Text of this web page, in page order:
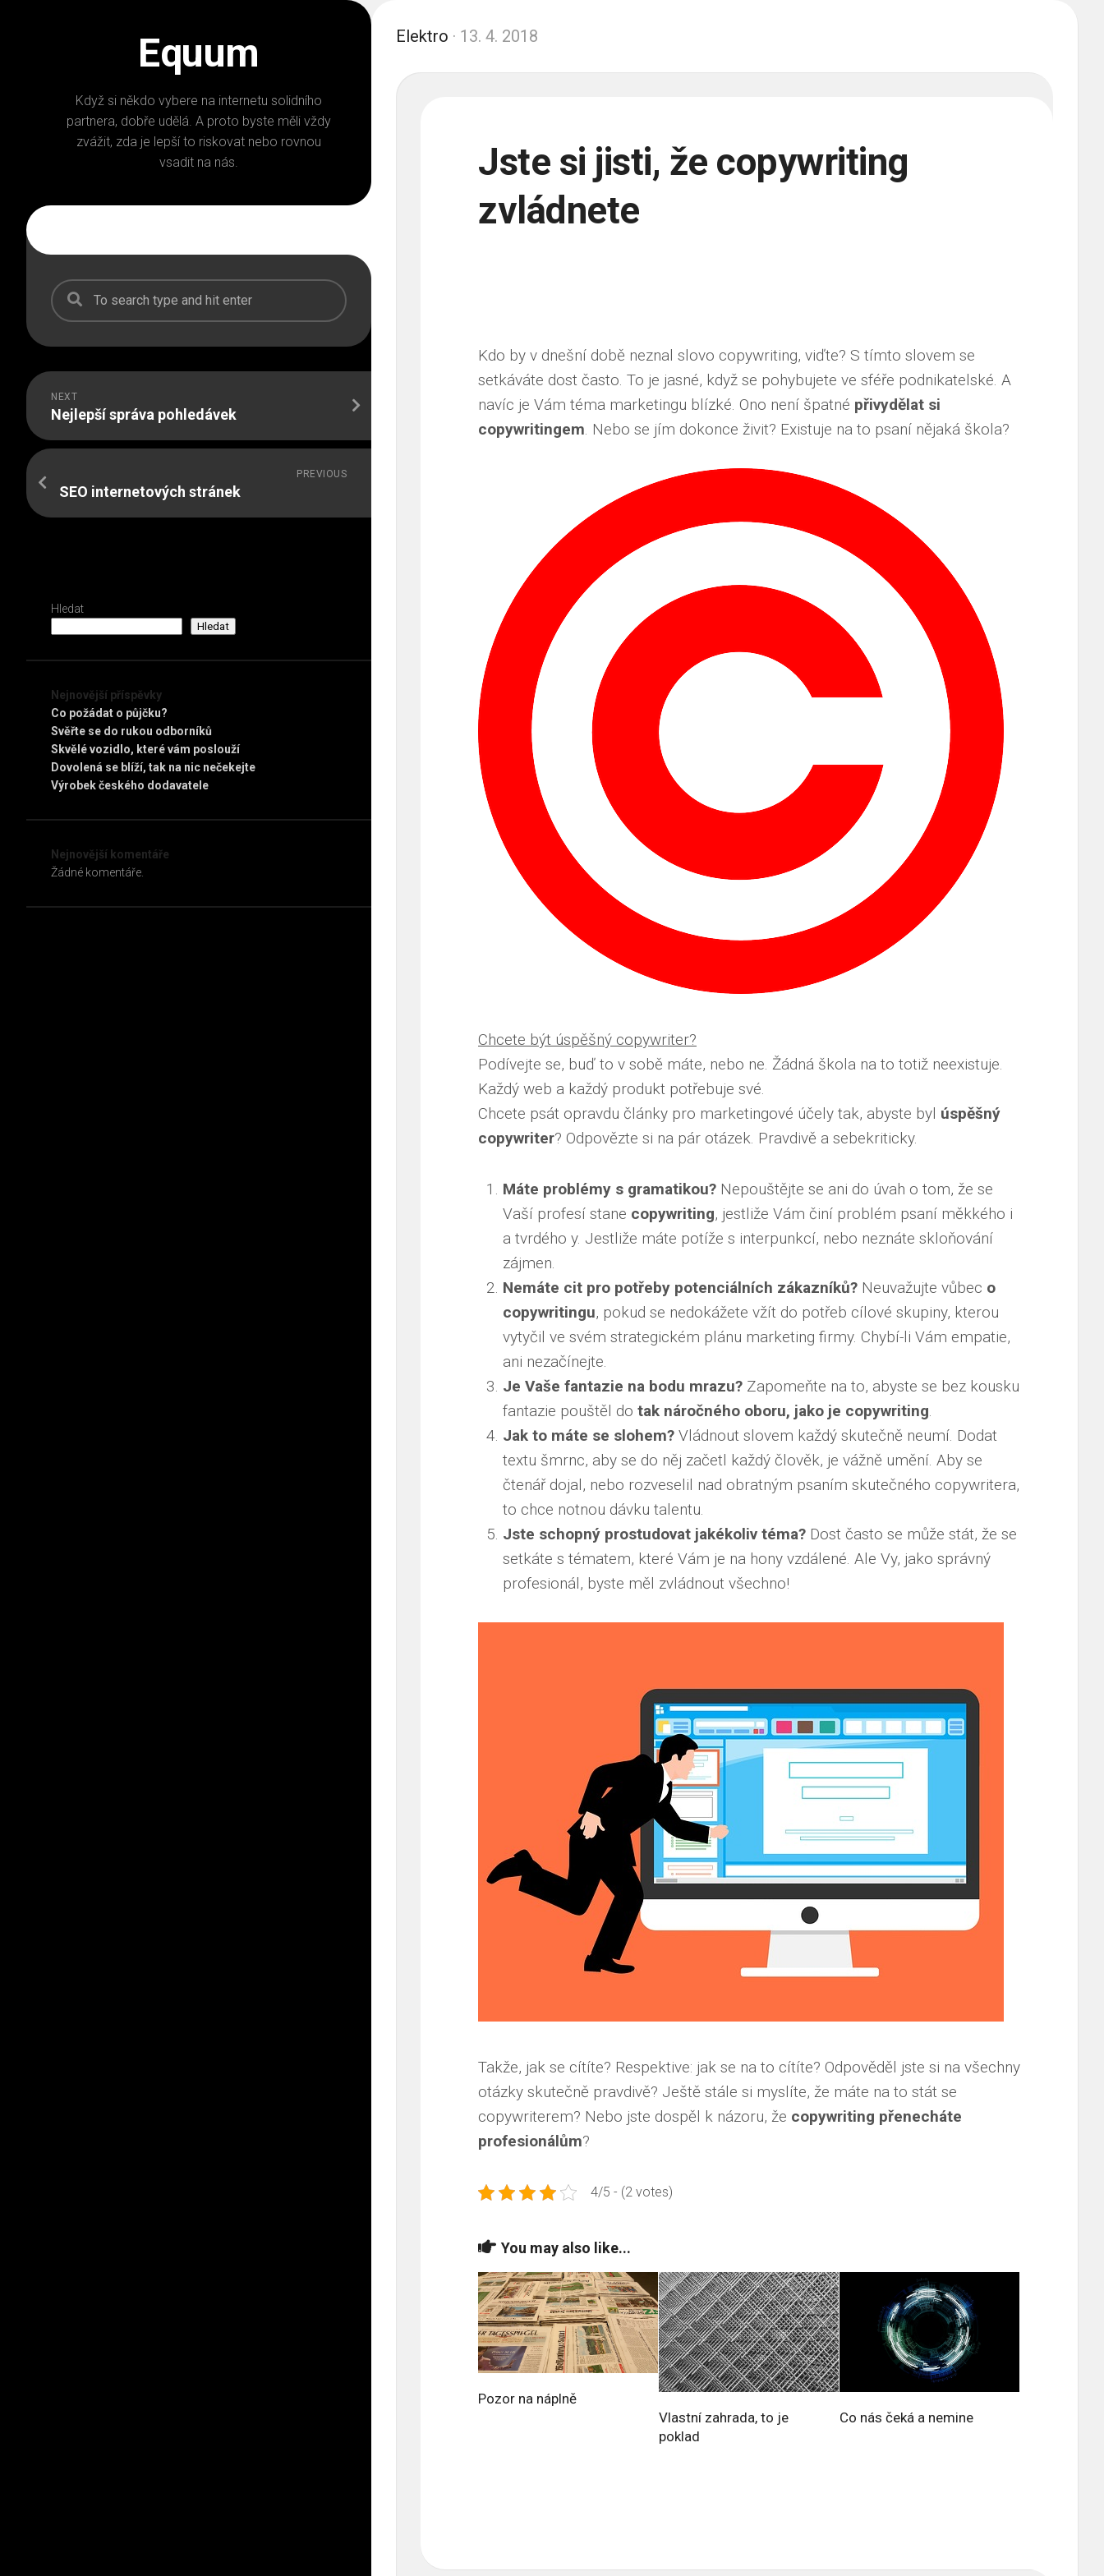
Equum
Když si někdo vybere na internetu solidního
partnera, dobře udělá. A proto byste měli vždy
zvážit, zda je lepší to riskovat nebo rovnou
vsadit na nás.
NEXT
Nejlepší správa pohledávek
PREVIOUS
SEO internetových stránek
Hledat
Hledat
Nejnovější příspěvky
Co požádat o půjčku?
Svěřte se do rukou odborníků
Skvělé vozidlo, které vám poslouží
Dovolená se blíží, tak na nic nečekejte
Výrobek českého dodavatele
Nejnovější komentáře
Žádné komentáře.
Elektro · 13. 4. 2018
Jste si jisti, že copywriting
zvládnete
Kdo by v dnešní době neznal slovo copywriting, viďte? S tímto slovem se
setkáváte dost často. To je jasné, když se pohybujete ve sféře podnikatelské. A
navíc je Vám téma marketingu blízké. Ono není špatné přivydělat si
copywritingem. Nebo se jím dokonce živit? Existuje na to psaní nějaká škola?
Chcete být úspěšný copywriter?
Podívejte se, buď to v sobě máte, nebo ne. Žádná škola na to totiž neexistuje.
Každý web a každý produkt potřebuje své.
Chcete psát opravdu články pro marketingové účely tak, abyste byl úspěšný
copywriter? Odpovězte si na pár otázek. Pravdivě a sebekriticky.
Máte problémy s gramatikou? Nepouštějte se ani do úvah o tom, že se
Vaší profesí stane copywriting, jestliže Vám činí problém psaní měkkého i
a tvrdého y. Jestliže máte potíže s interpunkcí, nebo neznáte skloňování
zájmen.
Nemáte cit pro potřeby potenciálních zákazníků? Neuvažujte vůbec o
copywritingu, pokud se nedokážete vžít do potřeb cílové skupiny, kterou
vytyčil ve svém strategickém plánu marketing firmy. Chybí-li Vám empatie,
ani nezačínejte.
Je Vaše fantazie na bodu mrazu? Zapomeňte na to, abyste se bez kousku
fantazie pouštěl do tak náročného oboru, jako je copywriting.
Jak to máte se slohem? Vládnout slovem každý skutečně neumí. Dodat
textu šmrnc, aby se do něj začetl každý člověk, je vážně umění. Aby se
čtenář dojal, nebo rozveselil nad obratným psaním skutečného copywritera,
to chce notnou dávku talentu.
Jste schopný prostudovat jakékoliv téma? Dost často se může stát, že se
setkáte s tématem, které Vám je na hony vzdálené. Ale Vy, jako správný
profesionál, byste měl zvládnout všechno!
Takže, jak se cítíte? Respektive: jak se na to cítíte? Odpověděl jste si na všechny
otázky skutečně pravdivě? Ještě stále si myslíte, že máte na to stát se
copywriterem? Nebo jste dospěl k názoru, že copywriting přenecháte
profesionálům?
4/5 - (2 votes)
You may also like...
Pozor na náplně
Vlastní zahrada, to je
poklad
Co nás čeká a nemine